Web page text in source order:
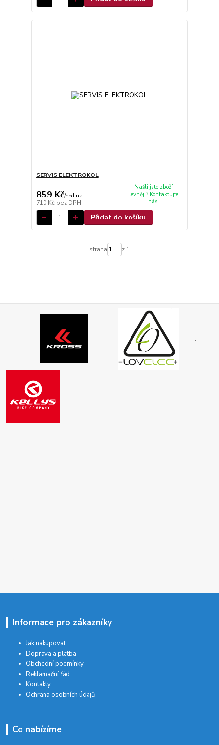
SERVIS ELEKTROKOL
859 Kč/hodina
710 Kč bez DPH
Našli jste zboží
levněji? Kontaktujte
nás.
Přidat do košíku
strana z 1
.
Informace pro zákazníky
Jak nakupovat
Doprava a platba
Obchodní podmínky
Reklamační řád
Kontakty
Ochrana osobních údajů
Co nabízíme